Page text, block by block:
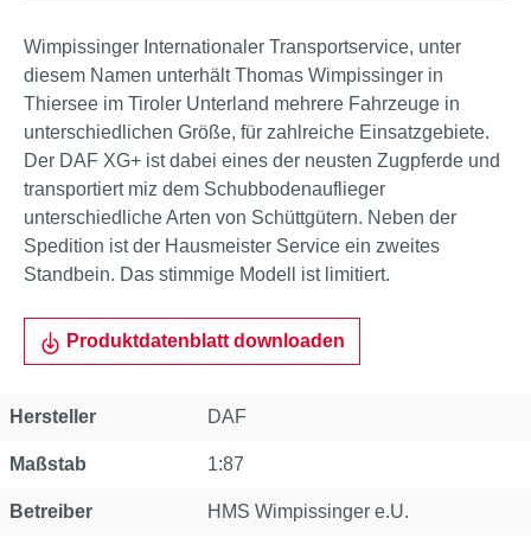
Wimpissinger Internationaler Transportservice, unter
diesem Namen unterhält Thomas Wimpissinger in
Thiersee im Tiroler Unterland mehrere Fahrzeuge in
unterschiedlichen Größe, für zahlreiche Einsatzgebiete.
Der DAF XG+ ist dabei eines der neusten Zugpferde und
transportiert miz dem Schubbodenauflieger
unterschiedliche Arten von Schüttgütern. Neben der
Spedition ist der Hausmeister Service ein zweites
Standbein. Das stimmige Modell ist limitiert.
Produktdatenblatt downloaden
Eigenschaft
Hersteller DAF
Maßstab 1:87
Betreiber HMS Wimpissinger e.U.